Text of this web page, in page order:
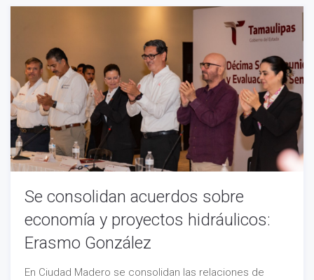
Se consolidan acuerdos sobre
economía y proyectos hidráulicos:
Erasmo González
En Ciudad Madero se consolidan las relaciones de